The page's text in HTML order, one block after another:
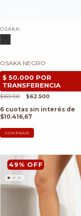
OSAKA:
OSAKA NEGRO
$169.100 $62.500
6 cuotas sin interés de
$10.416,67
COMPRAR
49% OFF